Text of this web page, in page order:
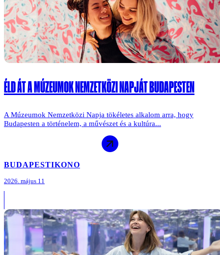
ÉLD ÁT A MÚZEUMOK NEMZETKÖZI NAPJÁT BUDAPESTEN
A Múzeumok Nemzetközi Napja tökéletes alkalom arra, hogy
Budapesten a történelem, a művészet és a kultúra...
BUDAPESTIKONO
2026. május 11